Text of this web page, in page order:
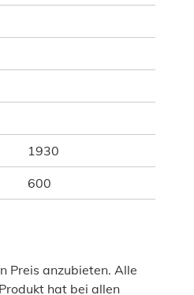
1930
600
Preis anzubieten. Alle
hat bei allen